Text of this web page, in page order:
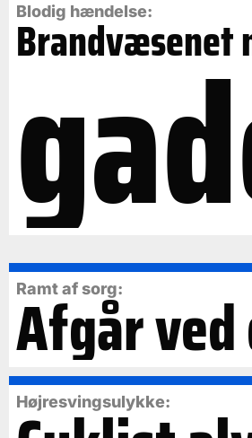
Blodig hændelse:
Brandvæsenet
Ramt af sorg:
Afgår
Højresvingsulykke: